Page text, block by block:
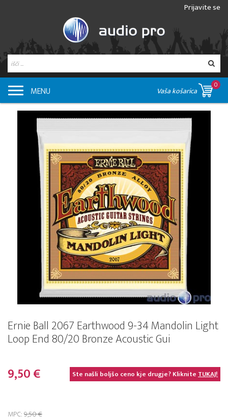
Prijavite se
MENU Vaša košarica
0
Ernie Ball 2067 Earthwood 9-34 Mandolin Light
Loop End 80/20 Bronze Acoustic Gui
9,50 € Ste našli boljšo ceno kje drugje? KlikniteTUKAJ!
MPC:9,50 €